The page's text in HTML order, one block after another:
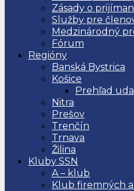
Zásady o
Služby pre
Medzinárodný
Fórum
Regióny
Banská Bystrica
Košice
Prehľad
Nitra
Prešov
Trenčín
Trnava
Žilina
Kluby SSN
A – klub
Klub firemných